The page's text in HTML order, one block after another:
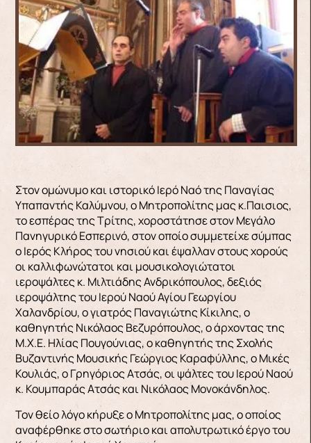
Στον ομώνυμο και ιστορικό Ιερό Ναό της Παναγίας
Υπαπαντής Καλύμνου, ο Μητροπολίτης μας κ.Παισιος,
το εσπέρας της Τρίτης, χοροστάτησε στον Μεγάλο
Πανηγυρικό Εσπερινό, στον οποίο συμμετείχε σύμπας
ο Ιερός Κλήρος του νησιού και έψαλλαν στους χορούς
οι καλλιφωνώτατοι και μουσικολογιώτατοι
ιεροψάλτες κ. Μιλτιάδης Ανδρικόπουλος, δεξιός
ιεροψάλτης του Ιερού Ναού Αγίου Γεωργίου
Χαλανδρίου, ο γιατρός Παναγιώτης Κίκιλης, ο
καθηγητής Νικόλαος Βεζυρόπουλος, ο άρχοντας της
Μ.Χ.Ε. Ηλίας Πουγούνιας, ο καθηγητής της Σχολής
Βυζαντινής Μουσικής Γεώργιος Καραφύλλης, ο Μικές
Κουλιάς, ο Γρηγόριος Ατσάς, οι ψάλτες του Ιερού Ναού
κ. Κουμπαράς Ατσάς και Νικόλαος Μονοκάνδηλος.
Τον θείο λόγο κήρυξε ο Μητροπολίτης μας, ο οποίος
αναφέρθηκε στο σωτήριο και απολυτρωτικό έργο του